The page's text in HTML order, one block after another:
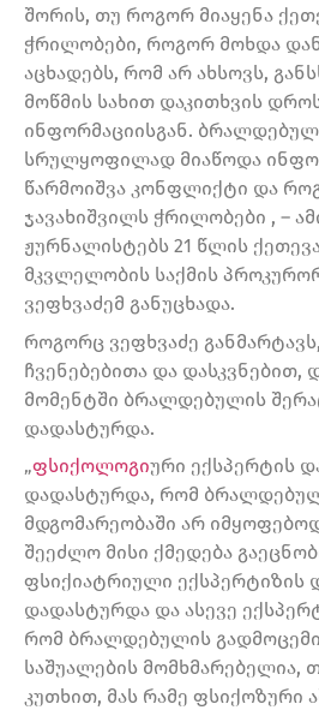
შორის, თუ როგორ მიაყენა
ჭრილობები, როგორ მოხდა
აცხადებს, რომ არ ახსოვს,
მოწმის სახით დაკითხვის
ინფორმაციისგან.
სრულყოფილად მიაწოდა
წარმოიშვა კონფლიქტი და
ჯავახიშვილს ჭრილობები , –
ჟურნალისტებს 21 წლის
მკვლელობის საქმის
ვეფხვაძემ განუცხადა.
როგორც ვეფხვაძე
ჩვენებებითა და დასკვნებით,
მომენტში ბრალდებულის
დადასტურდა.
„ფსიქოლოგიური ექსპერტის
დადასტურდა, რომ
მდგომარეობაში არ
შეეძლო მისი ქმედება
ფსიქიატრიული ექსპერტიზის
დადასტურდა და ასევე
რომ ბრალდებულის
საშუალების მომხმარებელია,
კუთხით, მას რამე ფსიქოზური